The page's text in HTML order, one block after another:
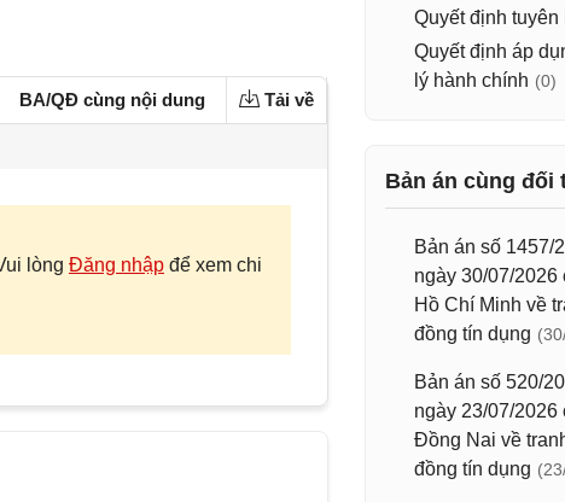
BA/QĐ cùng nội dung Tải về
lòng Đăng nhập để xem chi
Quyết định tuyên
Quyết định áp
lý hành chính (0)
Bản án cùng đối
Bản án số 1457/
ngày 30/07/2026
Hồ Chí Minh về
đồng tín dụng
Bản án số 520/
ngày 23/07/2026
Đồng Nai về
đồng tín dụng